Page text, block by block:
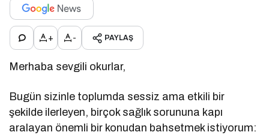
+ - PAYLAŞ
Merhaba sevgili okurlar,
Bugün sizinle toplumda sessiz ama etkili bir
şekilde ilerleyen, birçok sağlık sorununa kapı
aralayan önemli bir konudan bahsetmek istiyorum: